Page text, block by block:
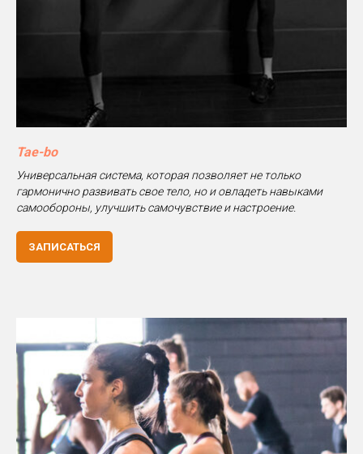
Tae-bo
Универсальная система, которая позволяет не только
гармонично развивать свое тело, но и овладеть навыками
самообороны, улучшить самочувствие и настроение.
ЗАПИСАТЬСЯ